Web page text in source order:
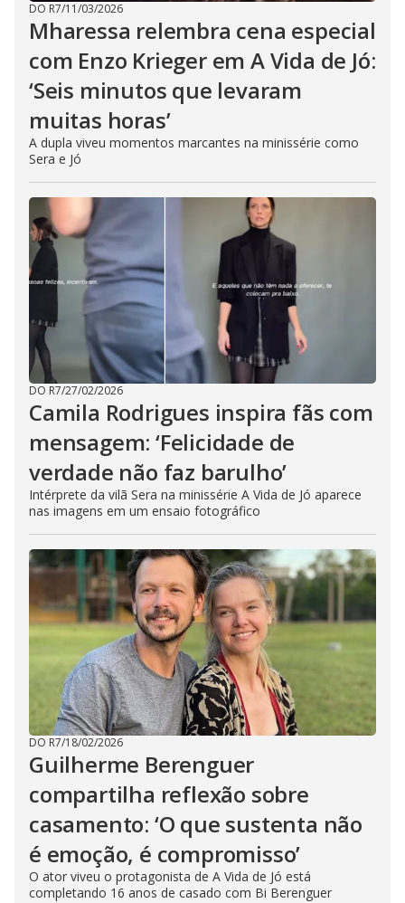
DO R7/11/03/2026
Mharessa relembra cena especial
com Enzo Krieger em A Vida de Jó:
‘Seis minutos que levaram
muitas horas’
A dupla viveu momentos marcantes na minissérie como
Sera e Jó
DO R7/27/02/2026
Camila Rodrigues inspira fãs com
mensagem: ‘Felicidade de
verdade não faz barulho’
Intérprete da vilã Sera na minissérie A Vida de Jó aparece
nas imagens em um ensaio fotográfico
DO R7/18/02/2026
Guilherme Berenguer
compartilha reflexão sobre
casamento: ‘O que sustenta não
é emoção, é compromisso’
O ator viveu o protagonista de A Vida de Jó está
completando 16 anos de casado com Bi Berenguer